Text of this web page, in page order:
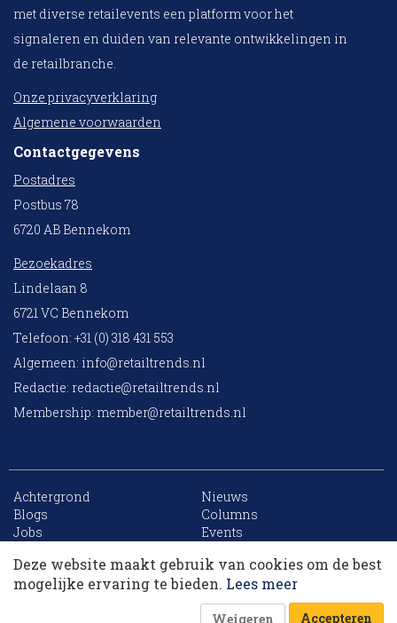
met diverse retailevents een platform voor het
signaleren en duiden van relevante ontwikkelingen in
de retailbranche.
Onze privacyverklaring
Algemene voorwaarden
Contactgegevens
Postadres
Postbus 78
6720 AB Bennekom
Bezoekadres
Lindelaan 8
6721 VC Bennekom
Telefoon: +31 (0) 318 431 553
Algemeen: info@retailtrends.nl
Redactie: redactie@retailtrends.nl
Membership: member@retailtrends.nl
Achtergrond
Nieuws
Blogs
Columns
Jobs
Events
Archief
Sitemap
Deze website maakt gebruik van cookies om de best
mogelijke ervaring te bieden. Lees meer
Weigeren Accepteren
10 collega’s
Korting op events